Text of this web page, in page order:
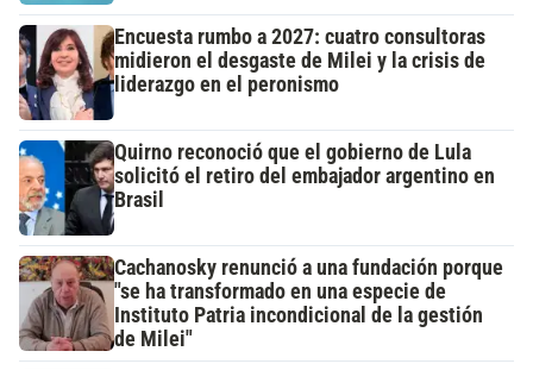
Encuesta rumbo a 2027: cuatro consultoras
midieron el desgaste de Milei y la crisis de
liderazgo en el peronismo
Quirno reconoció que el gobierno de Lula
solicitó el retiro del embajador argentino en
Brasil
Cachanosky renunció a una fundación porque
"se ha transformado en una especie de
Instituto Patria incondicional de la gestión
de Milei"